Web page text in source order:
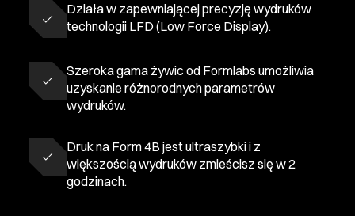
Działa w zapewniającej precyzję wydruków
technologii LFD (Low Force Display).
Szeroka gama żywic od Formlabs umożliwia
uzyskanie różnorodnych parametrów
wydruków.
Druk na Form 4B jest ultraszybki i z
większością wydruków zmieścisz się w 2
godzinach.